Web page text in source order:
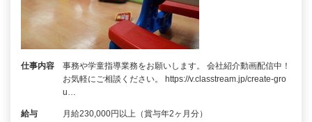
仕事内容
事務や学童指導業務をお願いします。 会社紹介動画配信中！
お気軽にご相談ください。 https://v.classtream.jp/create-gro
u…
給与 月給230,000円以上（賞与年2ヶ月分）